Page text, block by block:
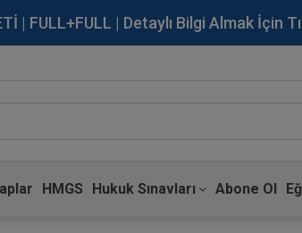
| FULL+FULL | Detaylı Bilgi Almak İçin
HMGS Hukuk Sınavları Abone Ol